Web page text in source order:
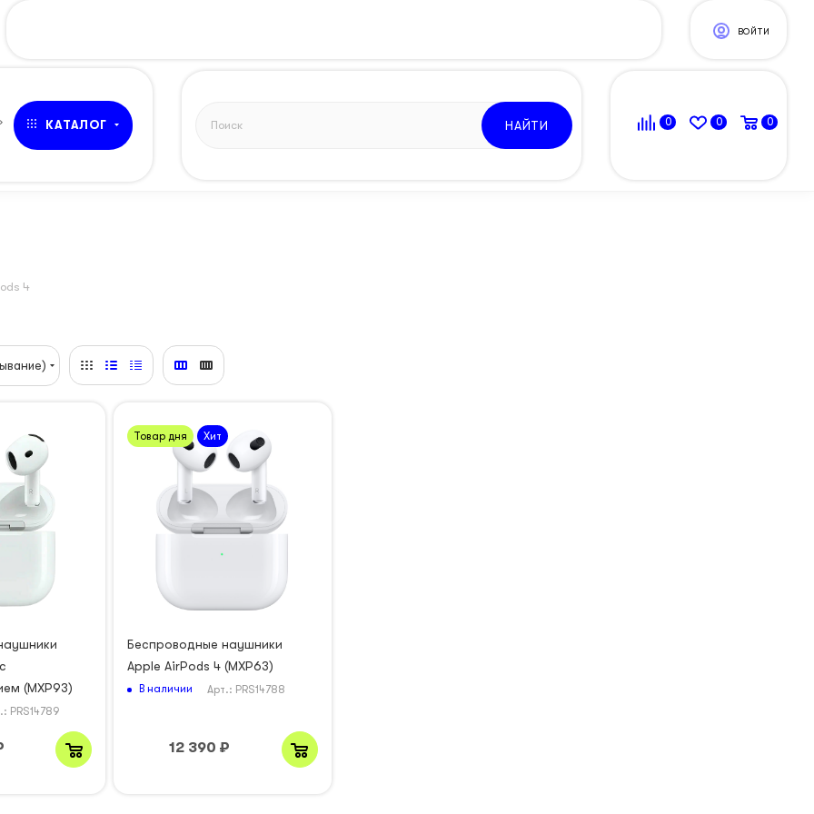
ВОЙТИ
КАТАЛОГ НАЙТИ 0 0 0
4
(MXP93)
PRS14789
Товар дня Хит
Беспроводные наушники
Apple AirPods 4 (MXP63)
В наличии Арт.: PRS14788
12 390 ₽